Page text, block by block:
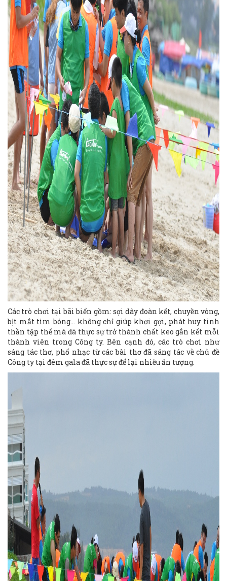
Các trò chơi tại bãi biển gồm: sợi dây đoàn kết, chuyền vòng,
bịt mắt tìm bóng… không chỉ giúp khơi gợi, phát huy tinh
thần tập thể mà đã thực sự trở thành chất keo gắn kết mỗi
thành viên trong Công ty. Bên cạnh đó, các trò chơi như
sáng tác thơ, phổ nhạc từ các bài thơ đã sáng tác về chủ đề
Công ty tại đêm gala đã thực sự để lại nhiều ấn tượng.